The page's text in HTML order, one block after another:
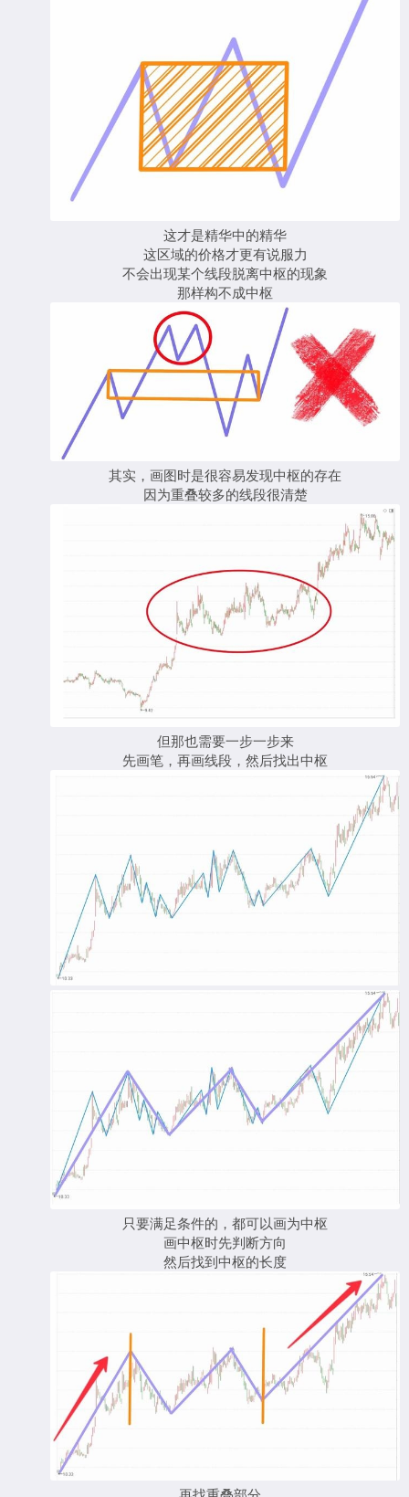
这才是精华中的精华
这区域的价格才更有说服力
不会出现某个线段脱离中枢的现象
那样构不成中枢
其实，画图时是很容易发现中枢的存在
因为重叠较多的线段很清楚
但那也需要一步一步来
先画笔，再画线段，然后找出中枢
只要满足条件的，都可以画为中枢
画中枢时先判断方向
然后找到中枢的长度